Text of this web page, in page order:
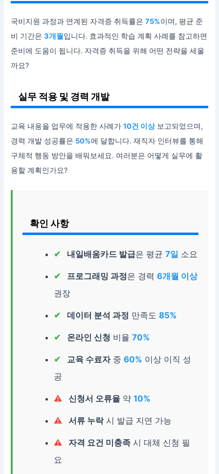
국비지원 과정과 연계된 자격증 취득률은75%이며, 평균 준
비 기간은3개월입니다. 효과적인 학습 계획 사례를 참고하면
준비에 도움이 됩니다. 자격증 취득을 위해 어떤 전략을 세울
까요?
실무 적용 및 경력 개발
교육 내용을 업무에 적용한 사례가10건 이상보고되었으며,
경력 개발 성공률은 50%에 달합니다. 재직자 인터뷰를 통해
구체적 행동 방안을 배워보세요. 여러분은 어떻게 실무에 활
용할 계획인가요?
확인 사항
내일배움카드 발급은 평균7일 소요
프로그래밍 과정은 경력6개월 이상
권장
데이터 분석 과정 만족도85%
온라인 신청 비율70%
교육 수료자중60% 이상 이직 성
공
신청서 오류율 약10%
서류 누락시 발급 지연 가능
자격 요건 미충족 시 대체 신청 필
요